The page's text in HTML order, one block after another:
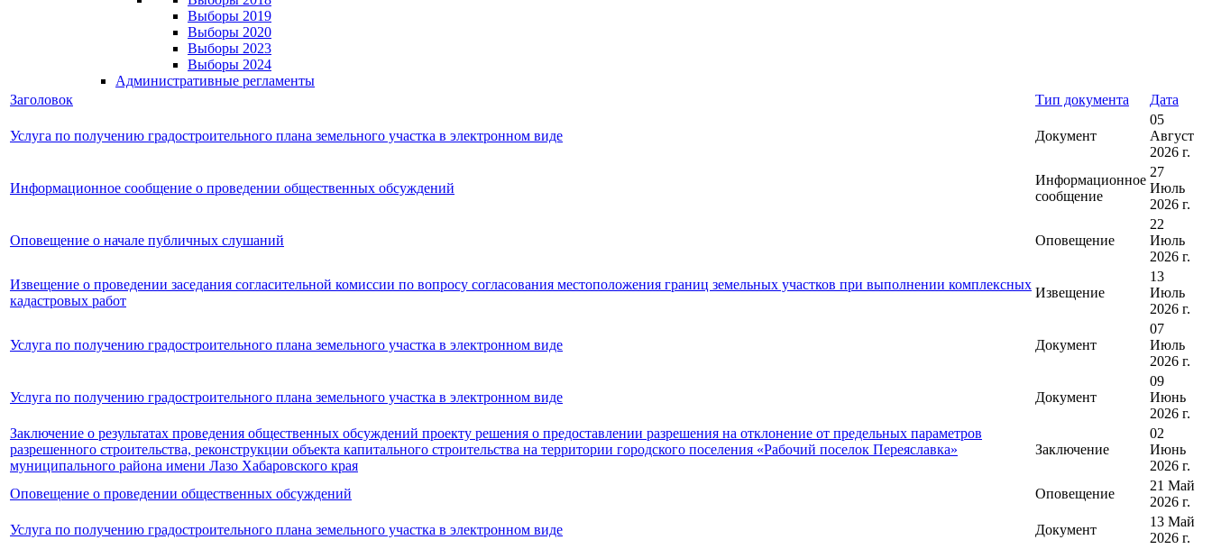
Выборы 2019
Выборы 2020
Выборы 2023
Выборы 2024
Административные регламенты
Заголовок Тип документа Дата
Услуга по получению градостроительного плана земельного участка в электронном виде Документ
05
Август
2026 г.
Информационное сообщение о проведении общественных обсуждений
Информационное
сообщение
27
Июль
2026 г.
Оповещение о начале публичных слушаний Оповещение
22
Июль
2026 г.
Извещение о проведении заседания согласительной комиссии по вопросу согласования местоположения границ земельных участков при выполнении комплексных
кадастровых работ
Извещение
13
Июль
2026 г.
Услуга по получению градостроительного плана земельного участка в электронном виде Документ
07
Июль
2026 г.
Услуга по получению градостроительного плана земельного участка в электронном виде Документ
09
Июнь
2026 г.
Заключение о результатах проведения общественных обсуждений проекту решения о предоставлении разрешения на отклонение от предельных параметров
разрешенного строительства, реконструкции объекта капитального строительства на территории городского поселения «Рабочий поселок Переяславка»
муниципального района имени Лазо Хабаровского края
Заключение
02
Июнь
2026 г.
Оповещение о проведении общественных обсуждений
Оповещение
21 Май
2026 г.
Услуга по получению градостроительного плана земельного участка в электронном виде
Документ
13 Май
2026 г.